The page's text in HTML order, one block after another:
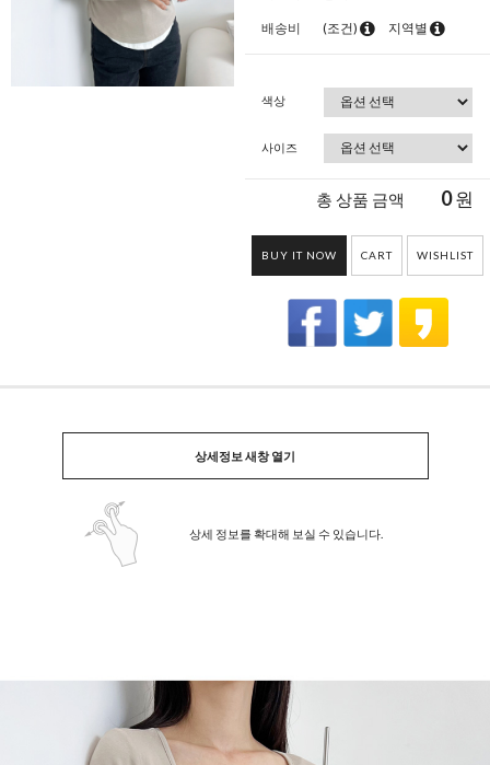
배송비 (조건) 지역별
색상
사이즈
총 상품 금액 0원
BUY IT NOW CART WISHLIST
상세정보 새창 열기
상세 정보를 확대해 보실 수 있습니다.